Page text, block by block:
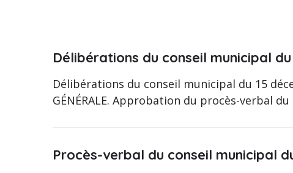
Délibérations du conseil municipal
Délibérations du conseil municipal du 15
GÉNÉRALE. Approbation du procès-verbal du
Procès-verbal du conseil municipal